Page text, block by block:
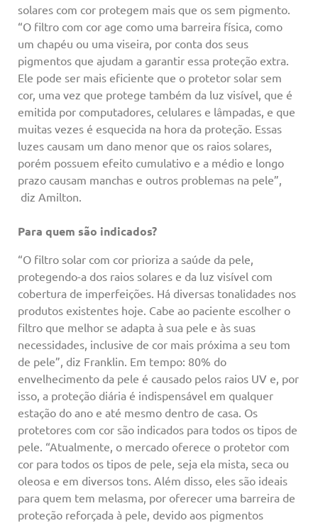
solares com cor protegem mais que os sem pigmento.
“O filtro com cor age como uma barreira física, como
um chapéu ou uma viseira, por conta dos seus
pigmentos que ajudam a garantir essa proteção extra.
Ele pode ser mais eficiente que o protetor solar sem
cor, uma vez que protege também da luz visível, que é
emitida por computadores, celulares e lâmpadas, e que
muitas vezes é esquecida na hora da proteção. Essas
luzes causam um dano menor que os raios solares,
porém possuem efeito cumulativo e a médio e longo
prazo causam manchas e outros problemas na pele”,
diz Amilton.
Para quem são indicados?
“O filtro solar com cor prioriza a saúde da pele,
protegendo-a dos raios solares e da luz visível com
cobertura de imperfeições. Há diversas tonalidades nos
produtos existentes hoje. Cabe ao paciente escolher o
filtro que melhor se adapta à sua pele e às suas
necessidades, inclusive de cor mais próxima a seu tom
de pele”, diz Franklin. Em tempo: 80% do
envelhecimento da pele é causado pelos raios UV e, por
isso, a proteção diária é indispensável em qualquer
estação do ano e até mesmo dentro de casa. Os
protetores com cor são indicados para todos os tipos de
pele. “Atualmente, o mercado oferece o protetor com
cor para todos os tipos de pele, seja ela mista, seca ou
oleosa e em diversos tons. Além disso, eles são ideais
para quem tem melasma, por oferecer uma barreira de
proteção reforçada à pele, devido aos pigmentos